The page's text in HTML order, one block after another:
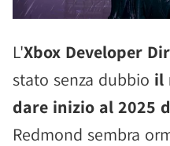
L'Xbox Developer
stato senza dubbio il
dare inizio al 2025
Redmond sembra